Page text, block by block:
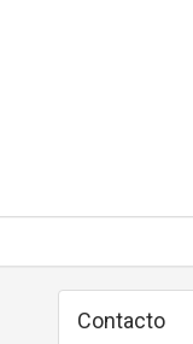
Contacto